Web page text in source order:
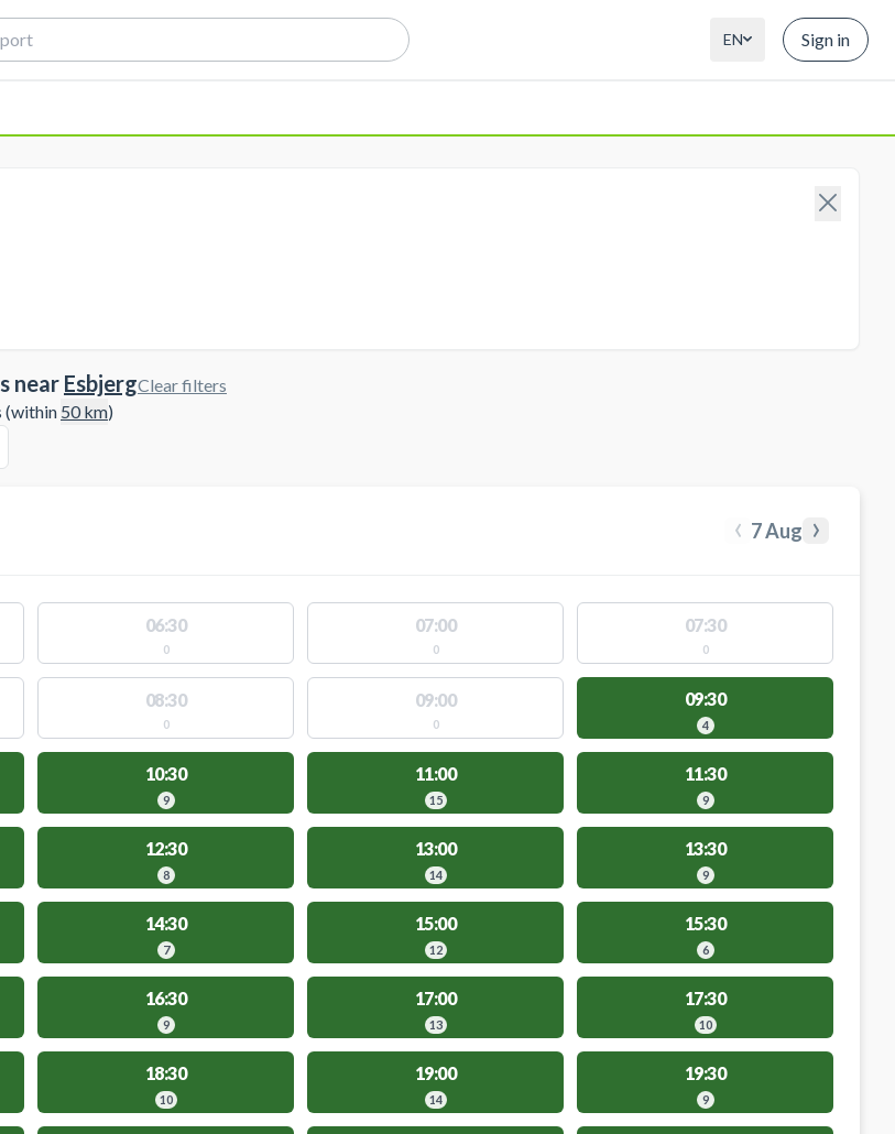
EN Sign in
near Esbjerg
(within 50km)
Clear filters
‹ 7 Aug ›
06:30
0
07:00
0
07:30
0
08:30
0
09:00
0
09:30
4
10:30
9
11:00
15
11:30
9
12:30
8
13:00
14
13:30
9
14:30
7
15:00
12
15:30
6
16:30
9
17:00
13
17:30
10
18:30
10
19:00
14
19:30
9